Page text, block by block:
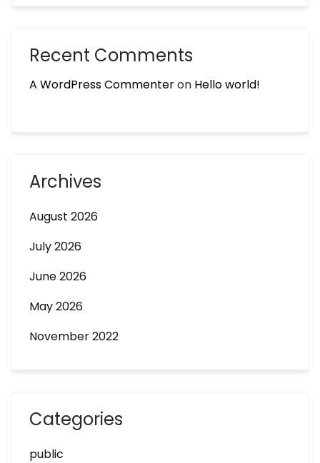
Recent Comments
A WordPress Commenteron Hello world!
Archives
August 2026
July 2026
June 2026
May 2026
November 2022
Categories
public